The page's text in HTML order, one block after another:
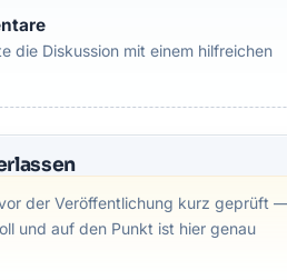
die Diskussion mit einem hilfreichen
der Veröffentlichung kurz geprüft
und auf den Punkt ist hier genau